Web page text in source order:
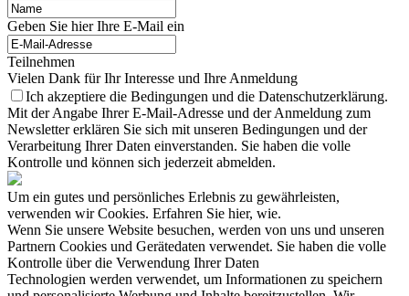
Geben Sie hier Ihre E-Mail ein
Teilnehmen
Vielen Dank für Ihr Interesse und Ihre Anmeldung
Ich akzeptiere die Bedingungen und die Datenschutzerklärung.
Mit der Angabe Ihrer E-Mail-Adresse und der Anmeldung zum
Newsletter erklären Sie sich mit unseren Bedingungen und der
Verarbeitung Ihrer Daten einverstanden. Sie haben die volle
Kontrolle und können sich jederzeit abmelden.
Um ein gutes und persönliches Erlebnis zu gewährleisten,
verwenden wir Cookies. Erfahren Sie hier, wie.
Wenn Sie unsere Website besuchen, werden von uns und unseren
Partnern Cookies und Gerätedaten verwendet. Sie haben die volle
Kontrolle über die Verwendung Ihrer Daten
Technologien werden verwendet, um Informationen zu speichern